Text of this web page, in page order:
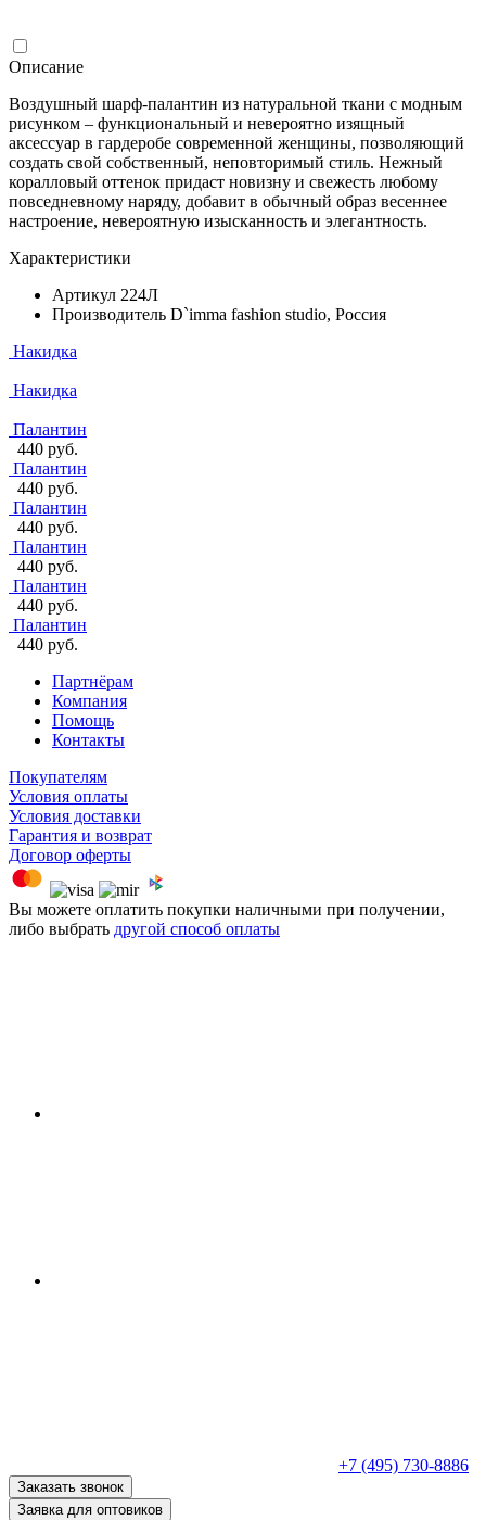
Описание
Воздушный шарф-палантин из натуральной ткани с модным
рисунком – функциональный и невероятно изящный
аксессуар в гардеробе современной женщины, позволяющий
создать свой собственный, неповторимый стиль. Нежный
коралловый оттенок придаст новизну и свежесть любому
повседневному наряду, добавит в обычный образ весеннее
настроение, невероятную изысканность и элегантность.
Характеристики
Артикул 224Л
Производитель D`imma fashion studio, Россия
Накидка
Накидка
Палантин
440 руб.
Палантин
440 руб.
Палантин
440 руб.
Палантин
440 руб.
Палантин
440 руб.
Палантин
440 руб.
Партнёрам
Компания
Помощь
Контакты
Покупателям
Условия оплаты
Условия доставки
Гарантия и возврат
Договор оферты
Вы можете оплатить покупки наличными при получении,
либо выбрать другой способ оплаты
+7 (495) 730-8886
Заказать звонок
Заявка для оптовиков